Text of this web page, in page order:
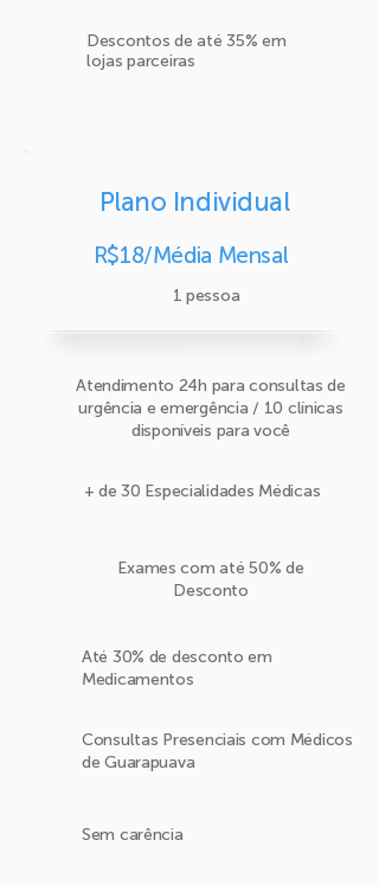
Descontos de até 35% em
lojas parceiras
Plano Individual
R$18/Média Mensal
1 pessoa
Atendimento 24h para consultas de
urgência e emergência / 10 clínicas
disponíveis para você
+ de 30 Especialidades Médicas
Exames com até 50% de
Desconto
Até 30% de desconto em
Medicamentos
Consultas Presenciais com Médicos
de Guarapuava
Sem carência